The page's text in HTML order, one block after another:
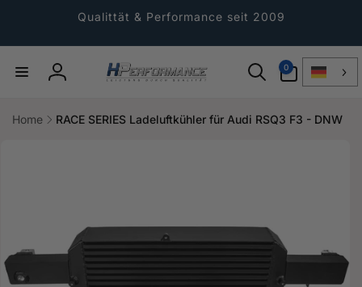
Qualittät & Performance seit 2009
Einloggen
0
Artikel
Home RACE SERIES Ladeluftkühler für Audi RSQ3 F3 - DNW